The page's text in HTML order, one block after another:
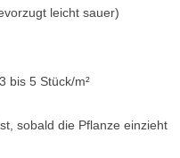
leicht sauer)
bis 5 Stück/m²
sobald die Pflanze einzieht